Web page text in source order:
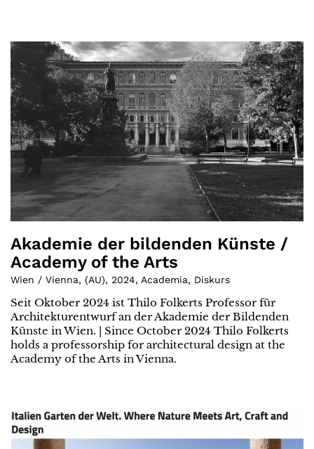
Akademie der bildenden Künste /
Academy of the Arts
Wien / Vienna, (AU), 2024, Academia, Diskurs
Seit Oktober 2024 ist Thilo Folkerts Professor für
Architekturentwurf an der Akademie der Bildenden
Künste in Wien. | Since October 2024 Thilo Folkerts
holds a professorship for architectural design at the
Academy of the Arts in Vienna.